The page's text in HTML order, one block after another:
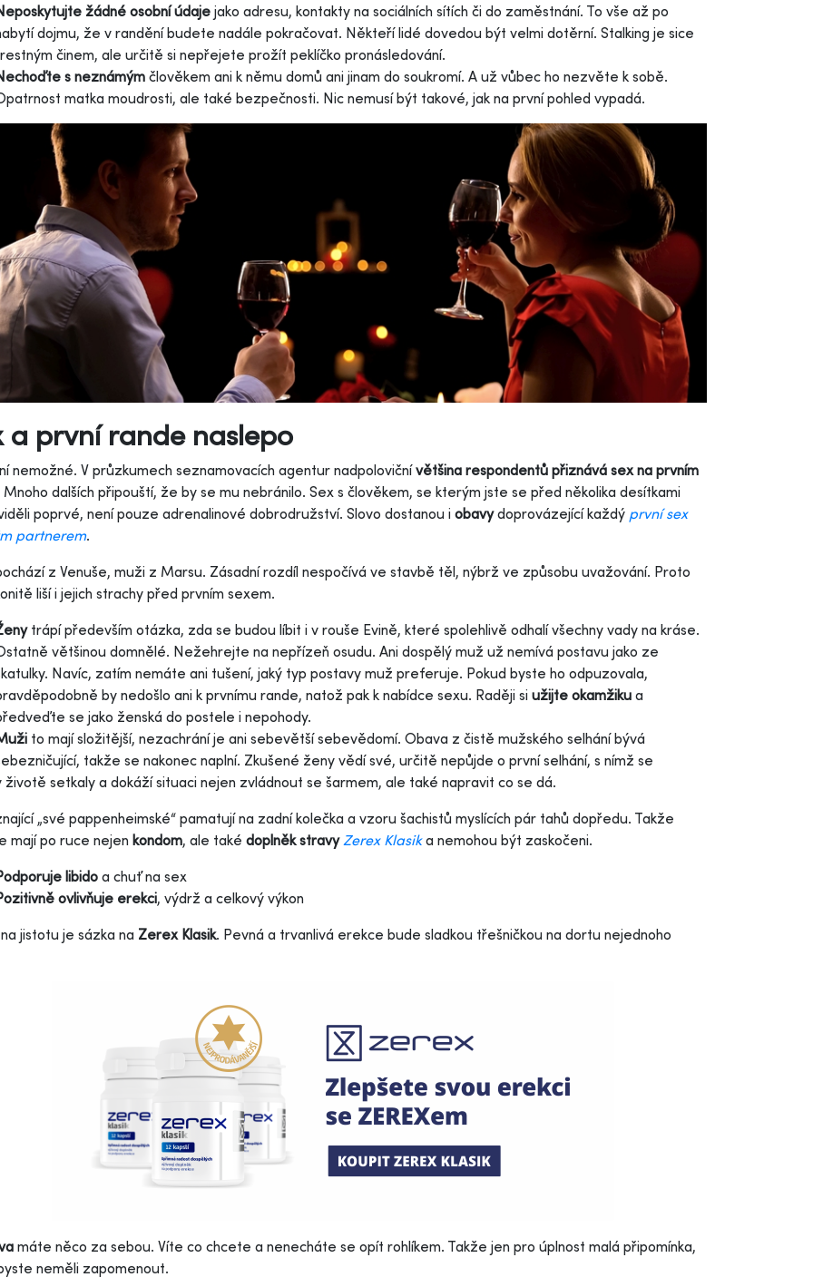
žádné osobní údaje jako adresu, kontakty na sociálních sítích či do zaměstnání. To vše až po
dojmu, že v randění budete nadále pokračovat. Někteří lidé dovedou být velmi dotěrní. Stalking je sice
činem, ale určitě si nepřejete prožít peklíčko pronásledování.
s neznámým člověkem ani k němu domů ani jinam do soukromí. A už vůbec ho nezvěte k sobě.
matka moudrosti, ale také bezpečnosti. Nic nemusí být takové, jak na první pohled vypadá.
a první rande naslepo
nemožné. V průzkumech seznamovacích agentur nadpolovičnívětšina respondentů přiznává sex na prvním
Mnoho dalších připouští, že by se mu nebránilo. Sex s člověkem, se kterým jste se před několika desítkami
poprvé, není pouze adrenalinové dobrodružství. Slovo dostanou i obavydoprovázející každý první sex
partnerem.
z Venuše, muži z Marsu. Zásadní rozdíl nespočívá ve stavbě těl, nýbrž ve způsobu uvažování. Proto
liší i jejich strachy před prvním sexem.
trápí především otázka, zda se budou líbit i v rouše Evině, které spolehlivě odhalí všechny vady na kráse.
většinou domnělé. Nežehrejte na nepřízeň osudu. Ani dospělý muž už nemívá postavu jako ze
Navíc, zatím nemáte ani tušení, jaký typ postavy muž preferuje. Pokud byste ho odpuzovala,
by nedošlo ani k prvnímu rande, natož pak k nabídce sexu. Raději si užijte okamžiku a
se jako ženská do postele i nepohody.
to mají složitější, nezachrání je ani sebevětší sebevědomí. Obava z čistě mužského selhání bývá
takže se nakonec naplní. Zkušené ženy vědí své, určitě nepůjde o první selhání, s nímž se
životě setkaly a dokáží situaci nejen zvládnout se šarmem, ale také napravit co se dá.
„své pappenheimské“ pamatují na zadní kolečka a vzoru šachistů myslících pár tahů dopředu. Takže
mají po ruce nejen kondom, ale také doplněk stravy Zerex Klasika nemohou být zaskočeni.
libido a chuť na sex
ovlivňuje erekci, výdrž a celkový výkon
jistotu je sázka na Zerex Klasik. Pevná a trvanlivá erekce bude sladkou třešničkou na dortu nejednoho
máte něco za sebou. Víte co chcete a nenecháte se opít rohlíkem. Takže jen pro úplnost malá připomínka,
neměli zapomenout.